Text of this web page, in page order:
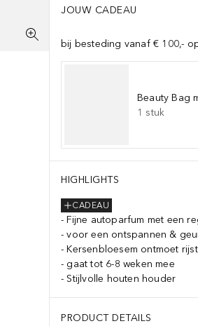
JOUW CADEAU
bij besteding vanaf € 100,-
Beauty Bag
1 stuk
HIGHLIGHTS
CADEAU
Fijne autoparfum met een
voor een ontspannen &
Kersenbloesem ontmoet
gaat tot 6-8 weken mee
Stijlvolle houten houder
PRODUCT DETAILS